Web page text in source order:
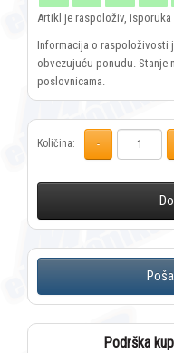
Artikl je raspoloživ, isporuka
Informacija o raspoloživosti
obvezujuću ponudu. Stanje
poslovnicama.
Količina:
Podrška